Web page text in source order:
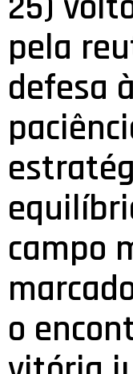
pela
defesa
campo
o